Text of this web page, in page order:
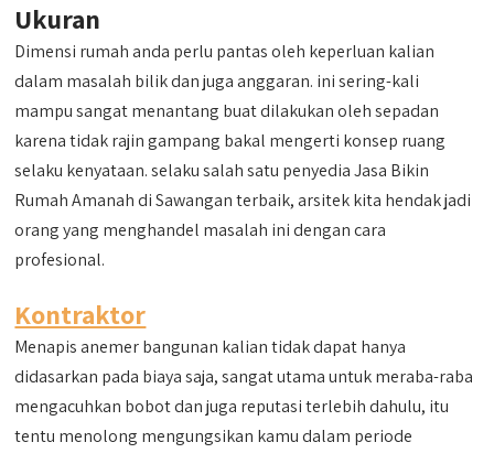
Ukuran
Dimensi rumah anda perlu pantas oleh keperluan kalian
dalam masalah bilik dan juga anggaran. ini sering-kali
mampu sangat menantang buat dilakukan oleh sepadan
karena tidak rajin gampang bakal mengerti konsep ruang
selaku kenyataan. selaku salah satu penyedia Jasa Bikin
Rumah Amanah di Sawangan terbaik, arsitek kita hendak jadi
orang yang menghandel masalah ini dengan cara
profesional.
Kontraktor
Menapis anemer bangunan kalian tidak dapat hanya
didasarkan pada biaya saja, sangat utama untuk meraba-raba
mengacuhkan bobot dan juga reputasi terlebih dahulu, itu
tentu menolong mengungsikan kamu dalam periode